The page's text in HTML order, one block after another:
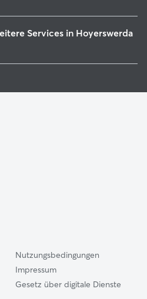
Services in Hoyerswerda
Nutzungsbedingungen
Impressum
Gesetz über digitale Dienste